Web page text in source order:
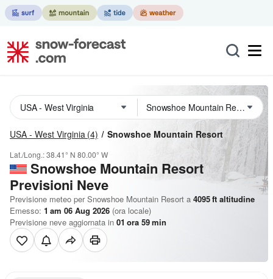
USA - West Virginia (4) Snowshoe Mountain Resort
Lat./Long.:38.41° N 80.00° W
Snowshoe Mountain Resort
Previsioni Neve
Previsione meteo per Snowshoe Mountain Resort a 4095ft altitudine
Emesso: 1 am 06 Aug 2026 (ora locale)
Previsione neve aggiornata in 01 ora 59min